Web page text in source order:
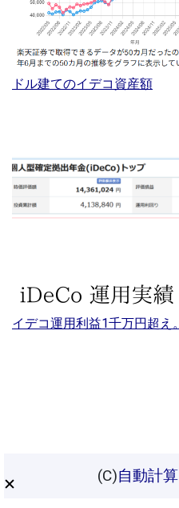
ドル建てのイデコ資産額
イデコ運用利益1千万円超え。
(C)自動計算